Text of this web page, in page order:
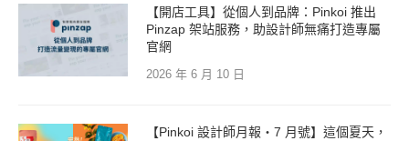
【開店工具】從個人到品牌：Pinkoi 推出
Pinzap 架站服務，助設計師無痛打造專屬
官網
2026 年 6 月 10 日
【Pinkoi 設計師月報・7 月號】這個夏天，